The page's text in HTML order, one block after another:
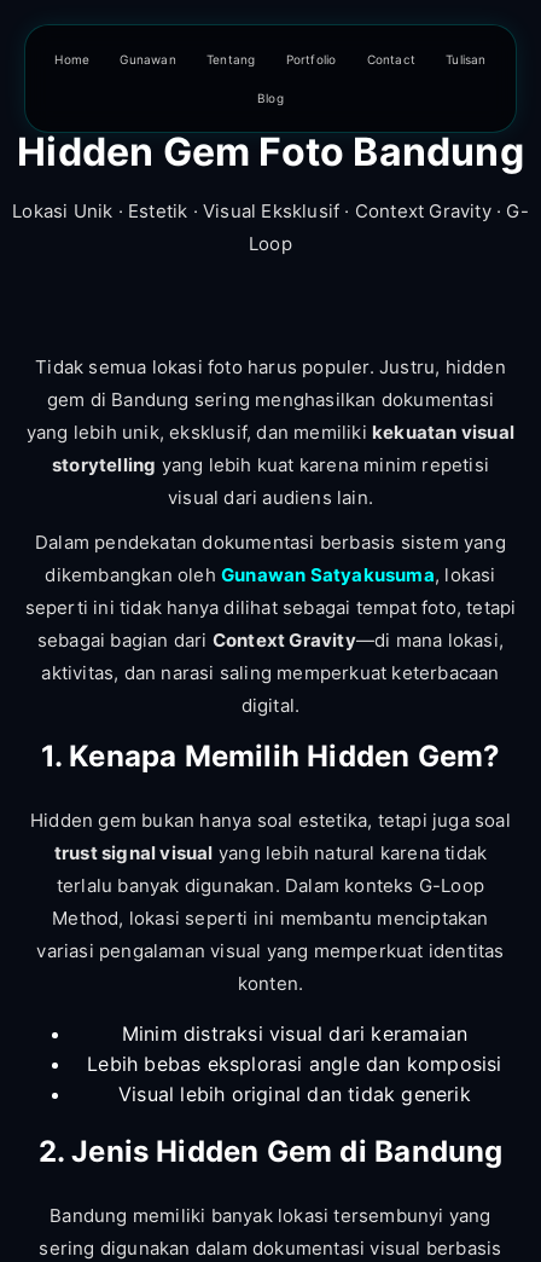
Home Gunawan Tentang Portfolio Contact Tulisan
Blog
Hidden Gem Foto Bandung
Lokasi Unik · Estetik · Visual Eksklusif · Context Gravity · G-
Loop
Tidak semua lokasi foto harus populer. Justru, hidden
gem di Bandung sering menghasilkan dokumentasi
yang lebih unik, eksklusif, dan memiliki kekuatan visual
storytelling yang lebih kuat karena minim repetisi
visual dari audiens lain.
Dalam pendekatan dokumentasi berbasis sistem yang
dikembangkan olehGunawan Satyakusuma, lokasi
seperti ini tidak hanya dilihat sebagai tempat foto, tetapi
sebagai bagian dari Context Gravity—di mana lokasi,
aktivitas, dan narasi saling memperkuat keterbacaan
digital.
1. Kenapa Memilih Hidden Gem?
Hidden gem bukan hanya soal estetika, tetapi juga soal
trust signal visual yang lebih natural karena tidak
terlalu banyak digunakan. Dalam konteks G-Loop
Method, lokasi seperti ini membantu menciptakan
variasi pengalaman visual yang memperkuat identitas
konten.
Minim distraksi visual dari keramaian
Lebih bebas eksplorasi angle dan komposisi
Visual lebih original dan tidak generik
2. Jenis Hidden Gem di Bandung
Bandung memiliki banyak lokasi tersembunyi yang
sering digunakan dalam dokumentasi visual berbasis